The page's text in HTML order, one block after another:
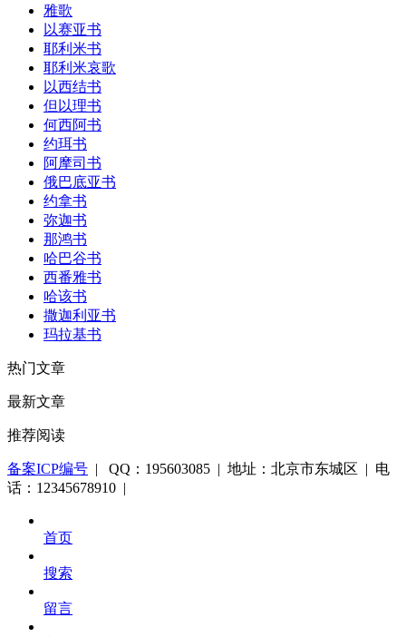
雅歌
以赛亚书
耶利米书
耶利米哀歌
以西结书
但以理书
何西阿书
约珥书
阿摩司书
俄巴底亚书
约拿书
弥迦书
那鸿书
哈巴谷书
西番雅书
哈该书
撒迦利亚书
玛拉基书
热门文章
最新文章
推荐阅读
备案ICP编号 | QQ：195603085 | 地址：北京市东城区 | 电
话：12345678910 |
首页
搜索
留言